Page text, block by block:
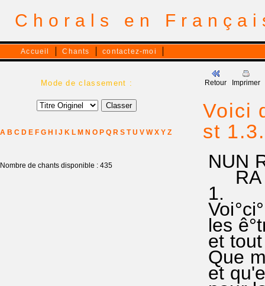
Chorals en
Accueil Chants contactez-moi
Mode de classement :
A B C D E F G H J K L M N O P Q R S T U V W X Y Z
Nombre de chants disponible : 435
Retour Imprimer
Voici
st
NUN
RA
1.
les
et
Que
et